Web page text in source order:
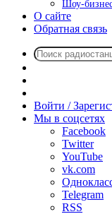
Шоу-
О сайте
Обратная связь
радио
Войти /
Мы в соцсетях
Facebook
Twitter
YouTube
vk.com
Telegram
RSS